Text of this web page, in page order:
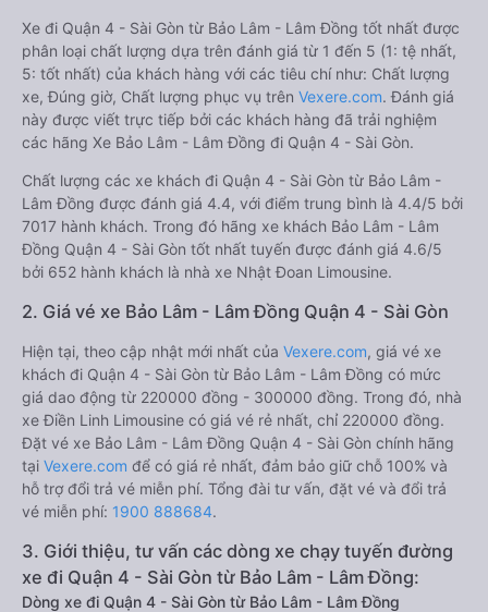
Xe đi Quận 4 - Sài Gòn từ Bảo Lâm - Lâm Đồng tốt nhất được
phân loại chất lượng dựa trên đánh giá từ 1 đến 5 (1: tệ nhất,
5: tốt nhất) của khách hàng với các tiêu chí như: Chất lượng
xe, Đúng giờ, Chất lượng phục vụ trên Vexere.com. Đánh giá
này được viết trực tiếp bởi các khách hàng đã trải nghiệm
các hãng Xe Bảo Lâm - Lâm Đồng đi Quận 4 - Sài Gòn.
Chất lượng các xe khách đi Quận 4 - Sài Gòn từ Bảo Lâm -
Lâm Đồng được đánh giá 4.4, với điểm trung bình là 4.4/5 bởi
7017 hành khách. Trong đó hãng xe khách Bảo Lâm - Lâm
Đồng Quận 4 - Sài Gòn tốt nhất tuyến được đánh giá 4.6/5
bởi 652 hành khách là nhà xe Nhật Đoan Limousine.
2. Giá vé xe Bảo Lâm - Lâm Đồng Quận 4 - Sài Gòn
Hiện tại, theo cập nhật mới nhất của Vexere.com, giá vé xe
khách đi Quận 4 - Sài Gòn từ Bảo Lâm - Lâm Đồng có mức
giá dao động từ 220000 đồng - 300000 đồng. Trong đó, nhà
xe Điền Linh Limousine có giá vé rẻ nhất, chỉ 220000 đồng.
Đặt vé xe Bảo Lâm - Lâm Đồng Quận 4 - Sài Gòn chính hãng
tại Vexere.com để có giá rẻ nhất, đảm bảo giữ chỗ 100% và
hỗ trợ đổi trả vé miễn phí. Tổng đài tư vấn, đặt vé và đổi trả
vé miễn phí: 1900 888684.
3. Giới thiệu, tư vấn các dòng xe chạy tuyến đường
xe đi Quận 4 - Sài Gòn từ Bảo Lâm - Lâm Đồng:
Dòng xe đi Quận 4 - Sài Gòn từ Bảo Lâm - Lâm Đồng